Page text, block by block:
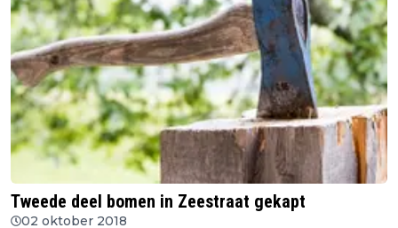
Tweede deel bomen in Zeestraat gekapt
02 oktober 2018